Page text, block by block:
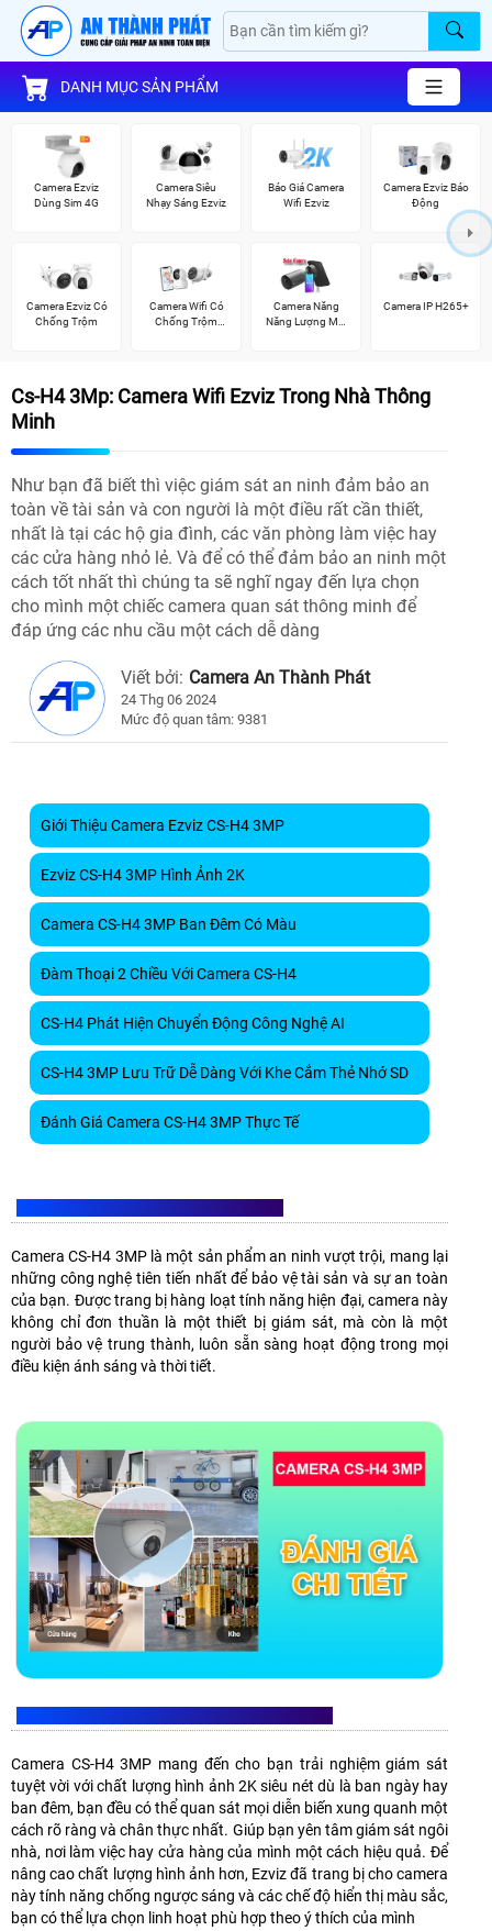
DANH MỤC SẢN PHẨM
Camera Ezviz
Dùng Sim 4G
Camera Siêu
Nhạy Sáng Ezviz
Báo Giá Camera
Wifi Ezviz
Camera Ezviz Báo
Động
Camera Ezviz Có
Chống Trộm
Camera Wifi Có
Chống Trộm
Camera Năng
Năng Lượng Mặt
Camera IP H265+
Cs-H4 3Mp: Camera Wifi Ezviz Trong Nhà Thông
Minh
Như bạn đã biết thì việc giám sát an ninh đảm bảo an
toàn về tài sản và con người là một điều rất cần thiết,
nhất là tại các hộ gia đình, các văn phòng làm việc hay
các cửa hàng nhỏ lẻ. Và để có thể đảm bảo an ninh một
cách tốt nhất thì chúng ta sẽ nghĩ ngay đến lựa chọn
cho mình một chiếc camera quan sát thông minh để
đáp ứng các nhu cầu một cách dễ dàng
Viết bởi: Camera An Thành Phát
24 Thg 06 2024
Mức độ quan tâm: 9381
Giới Thiệu Camera Ezviz CS-H4 3MP
Ezviz CS-H4 3MP Hình Ảnh 2K
Camera CS-H4 3MP Ban Đêm Có Màu
Đàm Thoại 2 Chiều Với Camera CS-H4
CS-H4 Phát Hiện Chuyển Động Công Nghệ AI
CS-H4 3MP Lưu Trữ Dễ Dàng Với Khe Cắm Thẻ Nhớ SD
Đánh Giá Camera CS-H4 3MP Thực Tế
Camera CS-H4 3MP là một sản phẩm an ninh vượt trội, mang lại
những công nghệ tiên tiến nhất để bảo vệ tài sản và sự an toàn
của bạn. Được trang bị hàng loạt tính năng hiện đại, camera này
không chỉ đơn thuần là một thiết bị giám sát, mà còn là một
người bảo vệ trung thành, luôn sẵn sàng hoạt động trong mọi
điều kiện ánh sáng và thời tiết.
Camera CS-H4 3MP mang đến cho bạn trải nghiệm giám sát
tuyệt vời với chất lượng hình ảnh 2K siêu nét dù là ban ngày hay
ban đêm, bạn đều có thể quan sát mọi diễn biến xung quanh một
cách rõ ràng và chân thực nhất. Giúp bạn yên tâm giám sát ngôi
nhà, nơi làm việc hay cửa hàng của mình một cách hiệu quả. Để
nâng cao chất lượng hình ảnh hơn, Ezviz đã trang bị cho camera
này tính năng chống ngược sáng và các chế độ hiển thị màu sắc,
bạn có thể lựa chọn linh hoạt phù hợp theo ý thích của mình